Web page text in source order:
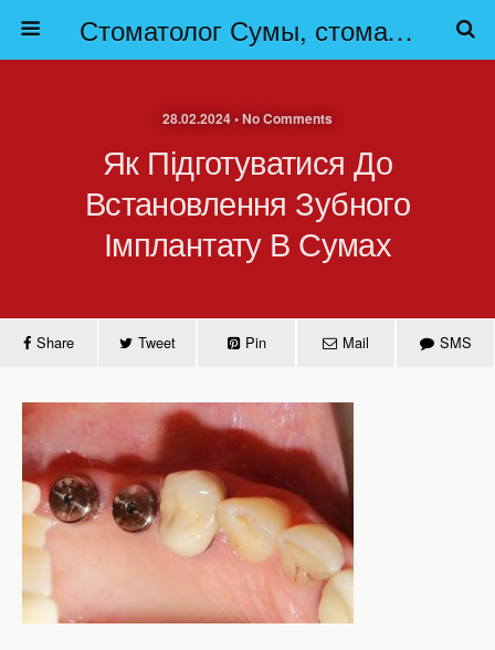
Стоматолог Сумы, стоматологические клиники Сумы, детская стоматология в Сумах. | Частная стоматология Сумы
28.02.2024 • No Comments
Як Підготуватися До
Встановлення Зубного
Імплантату В Сумах
Share Tweet Pin Mail SMS